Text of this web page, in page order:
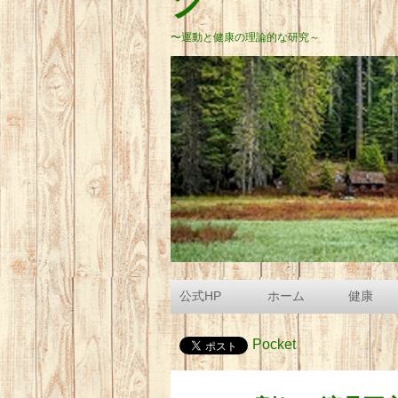
〜運動と健康の理論的な研究～
公式HP ホーム 健康
Pocket